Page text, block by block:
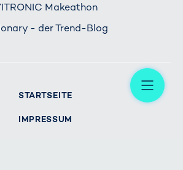
Makeathon
- der Trend-Blog
STARTSEITE
IMPRESSUM